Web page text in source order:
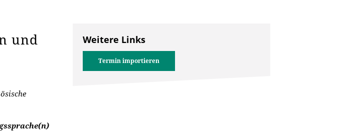
und
Weitere Links
Termin importieren